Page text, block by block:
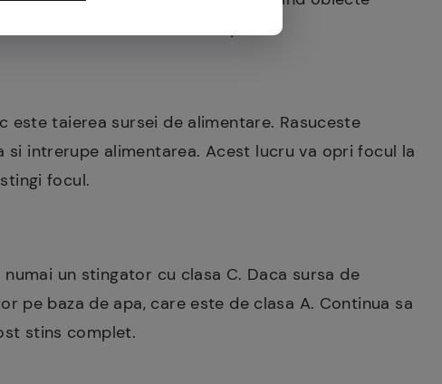
electric, urmati acesti pasi:
este taierea sursei de alimentare. Rasuceste
intrerupe alimentarea. Acest lucru va opri focul la
focul.
un stingator cu clasa C. Daca sursa de
pe baza de apa, care este de clasa A. Continua sa
stins complet.